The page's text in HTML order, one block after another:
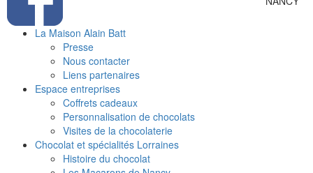
La Maison Alain Batt
Presse
Nous contacter
Liens partenaires
Espace entreprises
Coffrets cadeaux
Personnalisation de chocolats
Visites de la chocolaterie
Chocolat et spécialités Lorraines
Histoire du chocolat